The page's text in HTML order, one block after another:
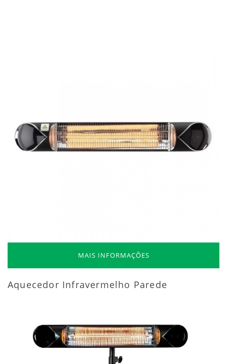
MAIS INFORMAÇÕES
Aquecedor Infravermelho Parede